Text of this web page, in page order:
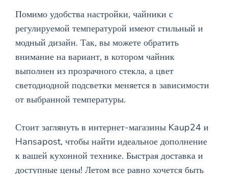
Помимо удобства настройки, чайники с
регулируемой температурой имеют стильный и
модный дизайн. Так, вы можете обратить
внимание на вариант, в котором чайник
выполнен из прозрачного стекла, а цвет
светодиодной подсветки меняется в зависимости
от выбранной температуры.
Стоит заглянуть в интернет-магазины Kaup24 и
Hansapost, чтобы найти идеальное дополнение
к вашей кухонной технике. Быстрая доставка и
доступные цены! Летом все равно хочется быть